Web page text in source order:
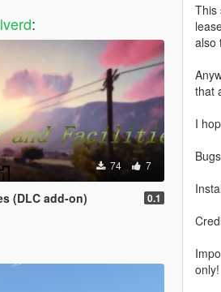
:
74 7
(DLC add-on) 0.1
This
also
that
I
only!